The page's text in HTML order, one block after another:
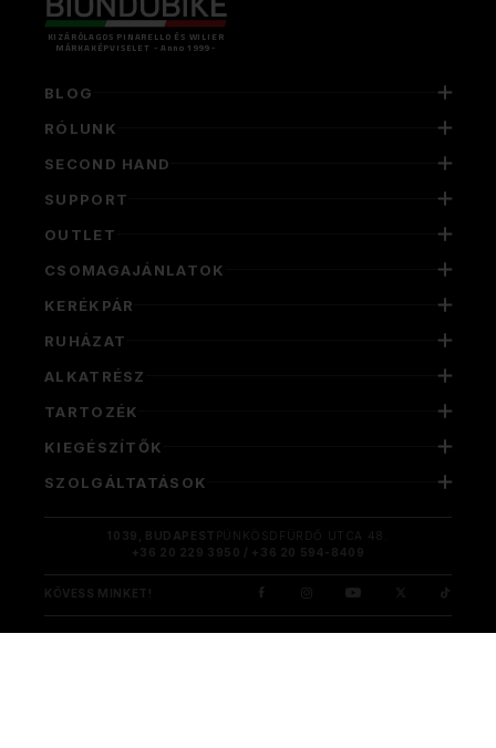
KIZÁRÓLAGOS PINARELLO ÉS WILIER
MÁRKAKÉPVISELET - Anno 1999 -
BLOG
RÓLUNK
SECOND HAND
SUPPORT
OUTLET
CSOMAGAJÁNLATOK
KERÉKPÁR
RUHÁZAT
ALKATRÉSZ
TARTOZÉK
KIEGÉSZÍTŐK
SZOLGÁLTATÁSOK
1039, BUDAPEST PÜNKÖSDFÜRDŐ UTCA 48.
+36 20 229 3950 / +36 20 594-8409
KÖVESS MINKET!